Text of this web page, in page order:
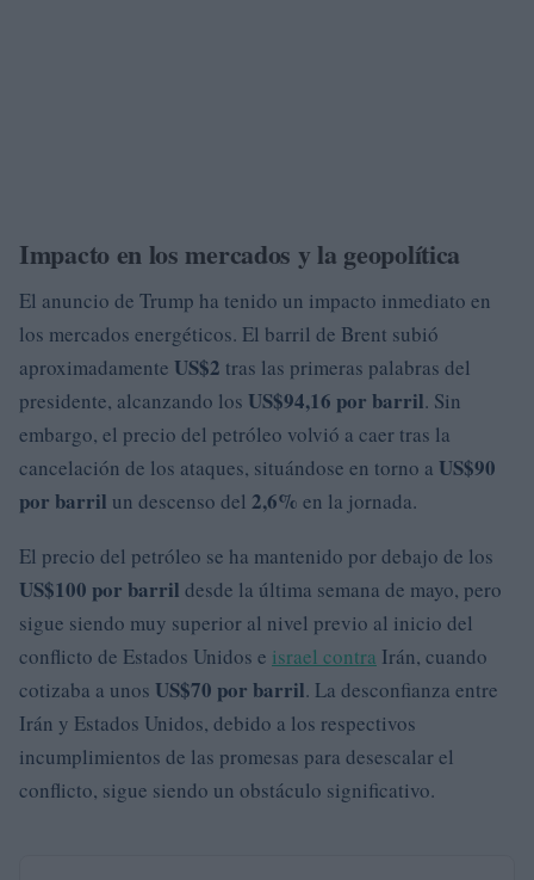
Impacto en los mercados y la geopolítica
El anuncio de Trump ha tenido un impacto inmediato en
los mercados energéticos. El barril de Brent subió
aproximadamente US$2 tras las primeras palabras del
presidente, alcanzando los US$94,16 por barril. Sin
embargo, el precio del petróleo volvió a caer tras la
cancelación de los ataques, situándose en torno a US$90
por barril un descenso del 2,6% en la jornada.
El precio del petróleo se ha mantenido por debajo de los
US$100 por barril desde la última semana de mayo, pero
sigue siendo muy superior al nivel previo al inicio del
conflicto de Estados Unidos e israel contra Irán, cuando
cotizaba a unos US$70 por barril. La desconfianza entre
Irán y Estados Unidos, debido a los respectivos
incumplimientos de las promesas para desescalar el
conflicto, sigue siendo un obstáculo significativo.